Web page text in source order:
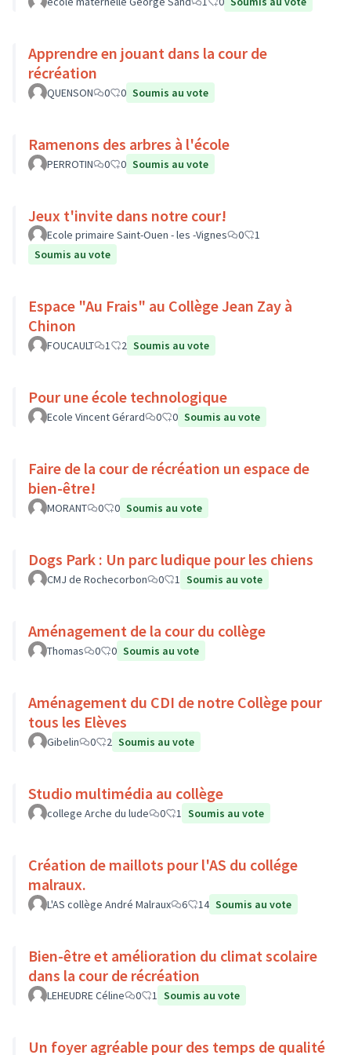
Apprendre en jouant dans la cour de
récréation
QUENSON 0 0 Soumis au vote
Ramenons des arbres à l'école
PERROTIN 0 0 Soumis au vote
Jeux t'invite dans notre cour!
Ecole primaire Saint-Ouen - les -Vignes 0
1
Soumis au vote
Espace "Au Frais" au Collège Jean Zay à
Chinon
FOUCAULT 1 2 Soumis au vote
Pour une école technologique
Ecole Vincent Gérard 0 0 Soumis au vote
Faire de la cour de récréation un espace de
bien-être!
MORANT 0 0 Soumis au vote
Dogs Park : Un parc ludique pour les chiens
CMJ de Rochecorbon 0 1 Soumis au vote
Aménagement de la cour du collège
Thomas 0 0 Soumis au vote
Aménagement du CDI de notre Collège pour
tous les Elèves
Gibelin 0 2 Soumis au vote
Studio multimédia au collège
college Arche du lude 0 1 Soumis au vote
Création de maillots pour l'AS du collége
malraux.
L'AS collège André Malraux 6 14 Soumis au vote
Bien-être et amélioration du climat scolaire
dans la cour de récréation
LEHEUDRE Céline 0 1 Soumis au vote
Un foyer agréable pour des temps de qualité